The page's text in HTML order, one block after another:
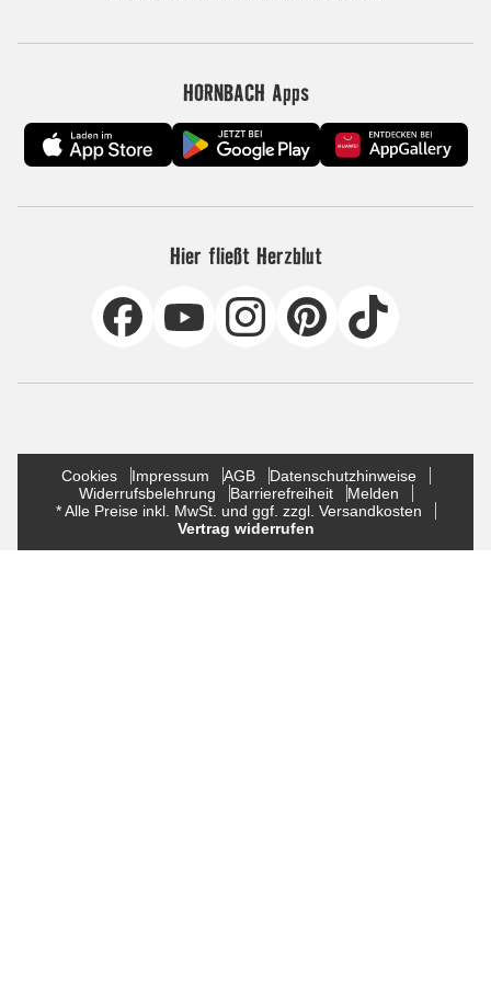
HORNBACH Apps
Hier fließt Herzblut
Cookies Impressum AGB
Datenschutzhinweise
Widerrufsbelehrung
Barrierefreiheit
Melden
* Alle Preise inkl. MwSt. und ggf. zzgl. Versandkosten
Vertrag widerrufen